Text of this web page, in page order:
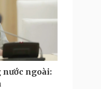
nước ngoài: